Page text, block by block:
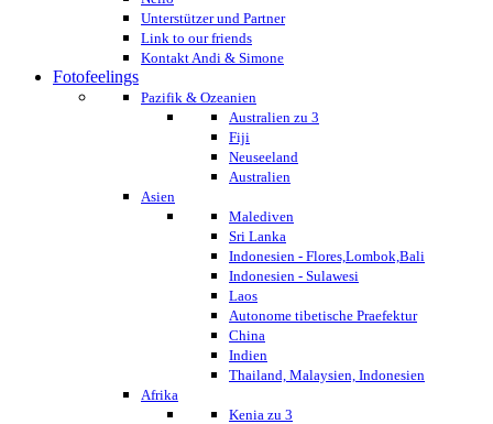
Unterstützer und Partner
Link to our friends
Kontakt Andi & Simone
Fotofeelings
Pazifik & Ozeanien
Australien zu 3
Fiji
Neuseeland
Australien
Asien
Malediven
Sri Lanka
Indonesien - Flores,Lombok,Bali
Indonesien - Sulawesi
Laos
Autonome tibetische Praefektur
China
Indien
Thailand, Malaysien, Indonesien
Afrika
Kenia zu 3